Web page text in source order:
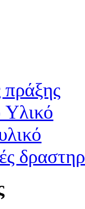
πράξης
Υλικό